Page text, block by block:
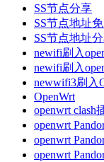
SS节点分享
SS节点地址
SS节点地址
newifi刷入
newifi刷入
newwifi3刷入
OpenWrt
openwrt clash
openwrt
openwrt
openwrt